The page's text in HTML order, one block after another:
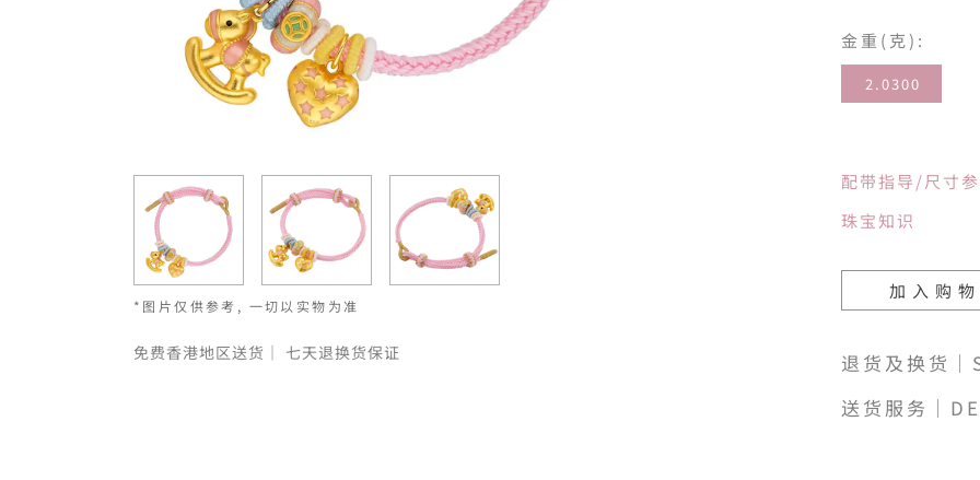
*图片仅供参考, 一切以实物为准
免费香港地区送货｜ 七天退换货保证
金重(克):
2.0300
配带指导/尺寸
珠宝知识
加入购
退货及换货
送货服务｜